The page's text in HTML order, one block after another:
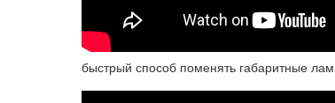
быстрый способ поменять габаритные